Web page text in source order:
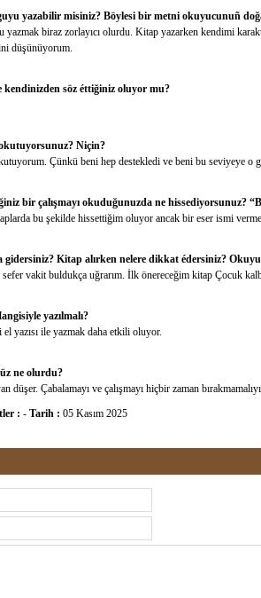
yazabilir misiniz? Böylesi bir metni okuyucunuñ
yazmak biraz zorlayıcı olurdu. Kitap yazarken kendimi
düşünüyorum.
söz éttiğiniz oluyor mu?
okutuyorsunuz? Niçin?
Çünkü beni hep destekledi ve beni bu seviyeye o
bir çalışmayı okuduğunuzda ne hissediyorsunuz?
bu şekilde hissettiğim oluyor ancak bir eser ismi
gidersiniz? Kitap alırken nelere dikkat édersiniz?
vakit buldukça uğrarım. İlk önereceğim kitap Çocuk
yazılmalı?
yazısı ile yazmak daha etkili oluyor.
ne olurdu?
düşer. Çabalamayı ve çalışmayı hiçbir zaman
: - Tarih : 05 Kasım 2025